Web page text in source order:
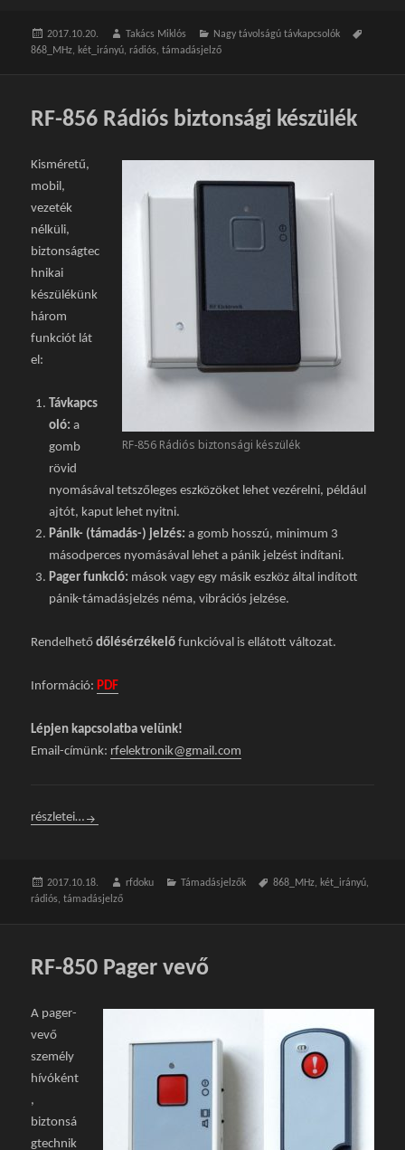
Közzétéve
2017.10.20. Szerző
Takács Miklós Kategória
Nagy távolságú távkapcsolók
868_MHz, két_irányú,rádiós,támadásjelző
RF-856 Rádiós biztonsági készülék
RF-856 Rádiós biztonsági készülék
Kisméretű,
mobil,
vezeték
nélküli,
biztonságtec
hnikai
készülékünk
három
funkciót lát
el:
Távkapcs
oló: a
gomb
rövid
nyomásával tetszőleges eszközöket lehet vezérelni, például
ajtót, kaput lehet nyitni.
Pánik- (támadás-) jelzés: a gomb hosszú, minimum 3
másodperces nyomásával lehet a pánik jelzést indítani.
Pager funkció: mások vagy egy másik eszköz által indított
pánik-támadásjelzés néma, vibrációs jelzése.
Rendelhetődőlésérzékelő funkcióval is ellátott változat.
Információ: PDF
Lépjen kapcsolatba velünk!
Email-címünk: rfelektronik@gmail.com
RF-856 Rádiós biztonsági készülék
részletei…
Közzétéve
2017.10.18. Szerző
rfdoku Kategória
Támadásjelzők Címke
868_MHz, két_irányú,
rádiós,támadásjelző
RF-850 Pager vevő
A pager-
vevő
személy
hívóként
,
biztonsá
gtechnik